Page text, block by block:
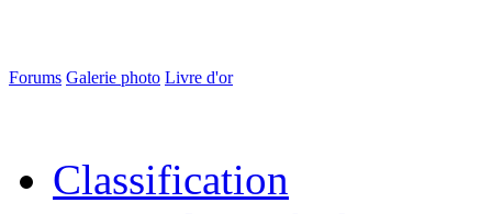
Forums Galerie photo Livre d'or
Classification